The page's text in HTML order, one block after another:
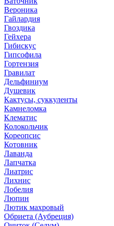
Вероника
Гайлардия
Гвоздика
Гейхера
Гибискус
Гипсофила
Гортензия
Гравилат
Дельфиниум
Душевик
Кактусы, суккуленты
Камнеломка
Клематис
Колокольчик
Кореопсис
Котовник
Лаванда
Лапчатка
Лиатрис
Лихнис
Лобелия
Люпин
Лютик махровый
Обриета (Аубреция)